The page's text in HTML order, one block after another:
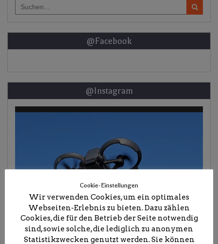
for:
@Facebook
@Instagram
Cookie-Einstellungen
Wir verwenden Cookies, um ein optimales
Webseiten-Erlebnis zu bieten. Dazu zählen
Cookies, die für den Betrieb der Seite notwendig
sind, sowie solche, die lediglich zu anonymen
Statistikzwecken genutzt werden. Sie können